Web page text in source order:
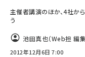
主催者講演のほか、4社か
う
池田真也（Web担 編集
2012年12月6日 7:00